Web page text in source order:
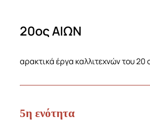
20ος ΑΙΩΝ
αρακτικά έργα καλλιτεχνών του
5η ενότητα